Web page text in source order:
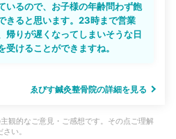
いるので、お子様の年齢問わず飽
きると思います。23時まで営業
帰りが遅くなってしまいそうな日
けることができますね。
ゑびす鍼灸整骨院の詳細を見る
観的なご意見・ご感想です。その点ご理解
い。